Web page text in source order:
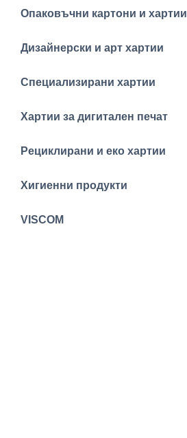
Опаковъчни картони и хартии
Дизайнерски и арт хартии
Специализирани хартии
Хартии за дигитален печат
Рециклирани и еко хартии
Хигиенни продукти
VISCOM